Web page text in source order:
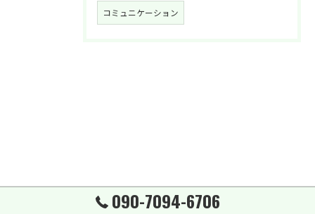
コミュニケーション
090-7094-6706